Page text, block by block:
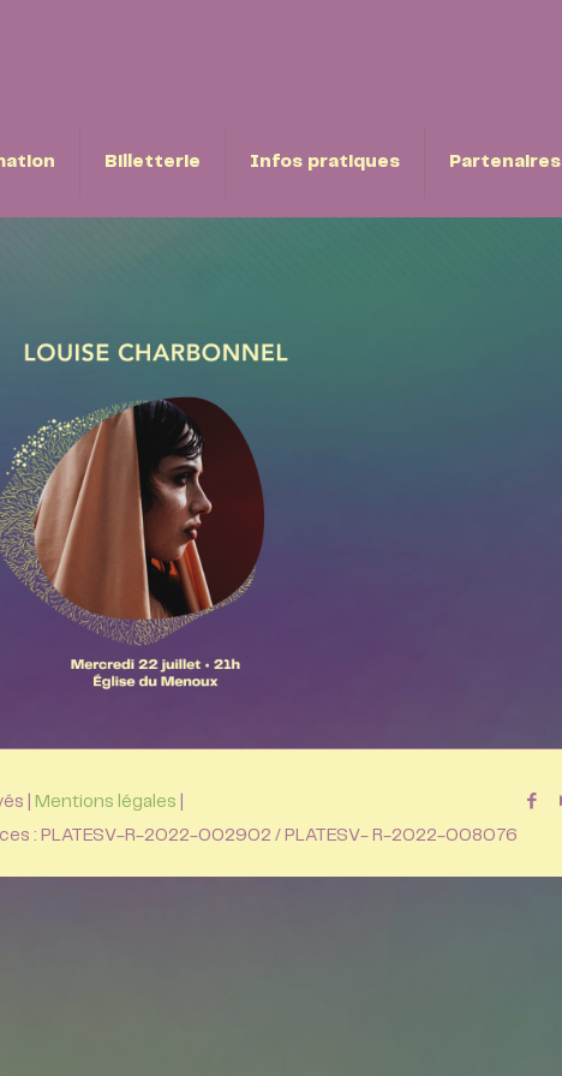
Billetterie Infos pratiques Partenaires
| Mentions légales
: PLATESV-R-2022-002902 / PLATESV- R-2022-008076